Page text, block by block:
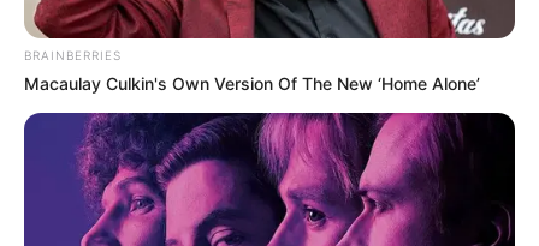
BRAINBERRIES
Macaulay Culkin's Own Version Of The New ‘Home Alone’